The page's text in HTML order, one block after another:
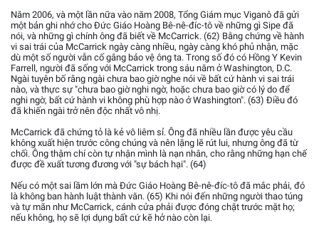
Năm 2006, và một lần nữa vào năm 2008, Tổng Giám mục Viganô đã gửi
một bản ghi nhớ cho Đức Giáo Hoàng Bê-nê-đíc-tô về những gì Sipe đã
nói, và những gì chính ông đã biết về McCarrick. (62) Bằng chứng về hành
vi sai trái của McCarrick ngày càng nhiều, ngày càng khó phủ nhận, mặc
dù một số người vẫn cố gắng bảo vệ ông ta. Trong số đó có Hồng Y Kevin
Farrell, người đã sống với McCarrick trong sáu năm ở Washington, D.C.
Ngài tuyên bố rằng ngài chưa bao giờ nghe nói về bất cứ hành vi sai trái
nào, và thực sự "chưa bao giờ nghi ngờ, hoặc chưa bao giờ có lý do để
nghi ngờ, bất cứ hành vi không phù hợp nào ở Washington". (63) Điều đó
đã khiến ngài trở nên độc nhất vô nhị.
McCarrick đã chứng tỏ là kẻ vô liêm sỉ. Ông đã nhiều lần được yêu cầu
không xuất hiện trước công chúng và nên lặng lẽ rút lui, nhưng ông đã từ
chối. Ông thậm chí còn tự nhận mình là nạn nhân, cho rằng những hạn chế
được đề xuất tương đương với "sự bách hại". (64)
Nếu có một sai lầm lớn mà Đức Giáo Hoàng Bê-nê-đíc-tô đã mắc phải, đó
là không ban hành luật thành văn. (65) Khi nói đến những người thao túng
và tự mãn như McCarrick, cánh cửa phải được đóng chặt trước mặt họ;
nếu không, họ sẽ lợi dụng bất cứ kẽ hở nào còn lại.